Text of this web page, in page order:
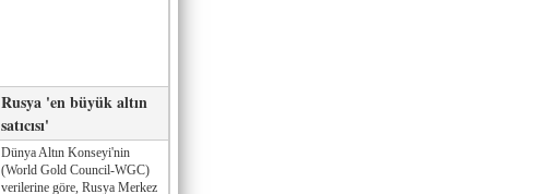
Rusya 'en büyük altın
satıcısı'
Dünya Altın Konseyi'nin
(World Gold Council-WGC)
verilerine göre, Rusya Merkez